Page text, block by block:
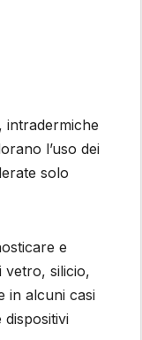
intradermiche
l’uso dei
solo
e
vetro, silicio,
in alcuni casi
dispositivi